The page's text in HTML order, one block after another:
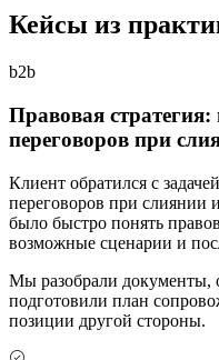
Кейсы из
b2b
Правовая
переговоров при
Клиент обратился с
переговоров при слиянии
было быстро понять
возможные сценарии и
Мы разобрали документы,
подготовили план
позиции другой стороны.